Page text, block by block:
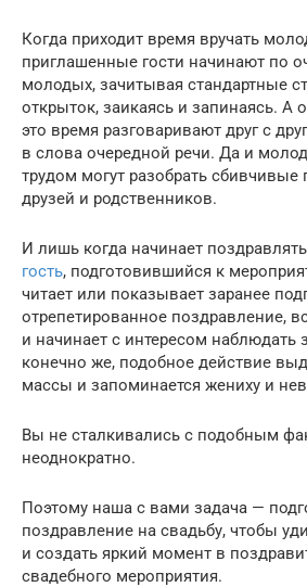
Когда приходит время вручать
приглашенные гости начинают по
молодых, зачитывая стандартные
открыток, заикаясь и запинаясь. А
это время разговаривают друг с
в слова очередной речи. Да и
трудом могут разобрать сбивчивые
друзей и родственников.
И лишь когда начинает поздравлять
гость, подготовившийся к
читает или показывает заранее
отрепетированное поздравление,
и начинает с интересом
конечно же, подобное действие
массы и запоминается жениху и
Вы не сталкивались с подобным
неоднократно.
Поэтому наша с вами задача —
поздравление на свадьбу, чтобы
и создать яркий момент в
свадебного мероприятия.